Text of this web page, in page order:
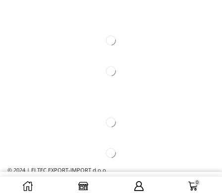
© 2024 | ELTEC EXPORT-IMPORT d.o.o.
DODAJ U ZAHTEV
0